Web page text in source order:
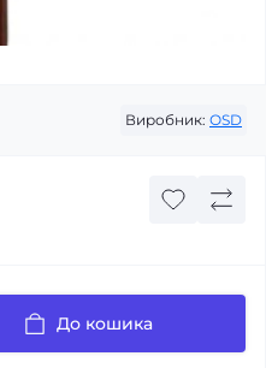
Виробник: ОSD
До кошика